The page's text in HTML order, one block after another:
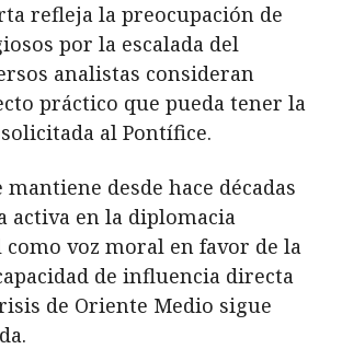
refleja la preocupación de
por la escalada del
analistas consideran
práctico que pueda tener la
al Pontífice.
mantiene desde hace décadas
activa en la diplomacia
voz moral en favor de la
de influencia directa
de Oriente Medio sigue